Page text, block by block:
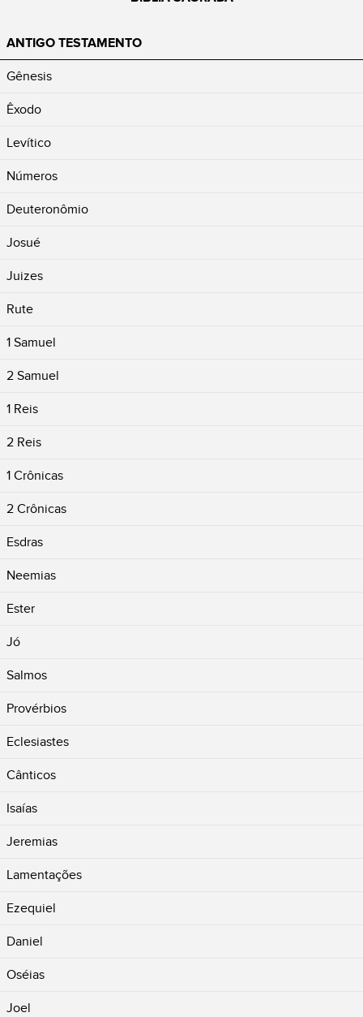
ANTIGO TESTAMENTO
Gênesis
Êxodo
Levítico
Números
Deuteronômio
Josué
Juizes
Rute
1 Samuel
2 Samuel
1 Reis
2 Reis
1 Crônicas
2 Crônicas
Esdras
Neemias
Ester
Jó
Salmos
Provérbios
Eclesiastes
Cânticos
Isaías
Jeremias
Lamentações
Ezequiel
Daniel
Oséias
Joel